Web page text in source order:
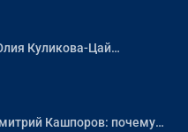
Куликова-Цай…
Кашпоров: почему…